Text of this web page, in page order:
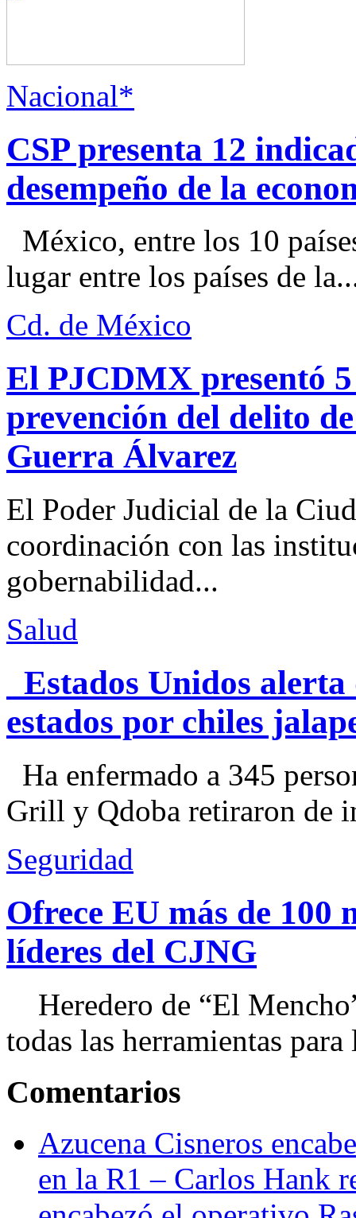
Nacional*
CSP presenta 12
desempeño de la
México, entre los 10
lugar entre los países de
Cd. de México
El PJCDMX presentó
prevención del delito
Guerra Álvarez
El Poder Judicial de la
coordinación con las
gobernabilidad...
Salud
Estados Unidos alerta
estados por chiles
Ha enfermado a 345
Grill y Qdoba retiraron de
Seguridad
Ofrece EU más de 100
líderes del CJNG
Heredero de “El
todas las herramientas
Comentarios
Azucena Cisneros
en la R1 – Carlos Hank